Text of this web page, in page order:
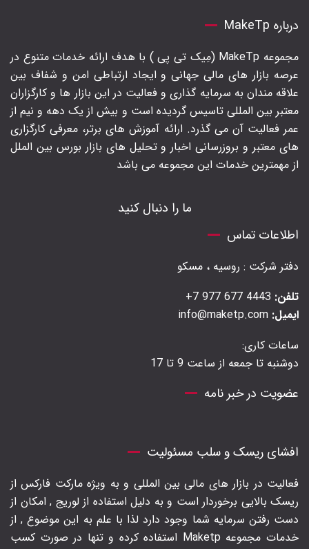
درباره MakeTp
مجموعه MakeTp (مِیک تی پی ) با هدف ارائه خدمات متنوع در
عرصه بازار های مالی جهانی و ایجاد ارتباطی امن و شفاف بین
علاقه مندان به سرمایه گذاری و فعالیت در این بازار ها و کارگزاران
معتبر بین المللی تاسیس گردیده است و بیش از یک دهه و نیم از
عمر فعالیت آن می گذرد. ارائه آموزش های برتر‍، معرفی کارگزاری
های معتبر و بروزرسانی اخبار و تحلیل های بازار بورس بین الملل
از مهمترین خدمات این مجموعه می باشد
ما را دنبال کنید
اطلاعات تماس
دفتر شرکت : روسیه ، مسکو
تلفن:
ایمیل:
ساعات کاری:
دوشنبه تا جمعه از ساعت 9 تا 17
عضویت در خبر نامه
افشای ریسک و سلب مسئولیت
فعالیت در بازار های مالی بین المللی و به ویژه مارکت فارکس از
ریسک بالایی برخوردار است و به دلیل استفاده از لوریج , امکان از
دست رفتن سرمایه شما وجود دارد لذا با علم به این موضوع , از
خدمات مجموعه Maketp استفاده کرده و تنها در صورت کسب